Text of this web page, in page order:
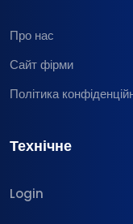
Про нас
Сайт фірми
Політика
Технічне
Login